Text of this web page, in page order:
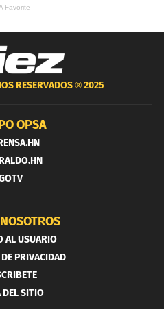
RESERVADOS ®2025
OPSA
AL USUARIO
PRIVACIDAD
DEL SITIO